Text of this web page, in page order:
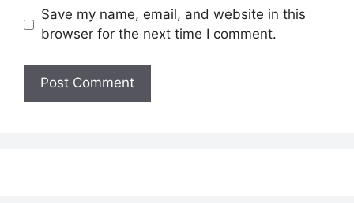
Save my name, email, and website in this
browser for the next time I comment.